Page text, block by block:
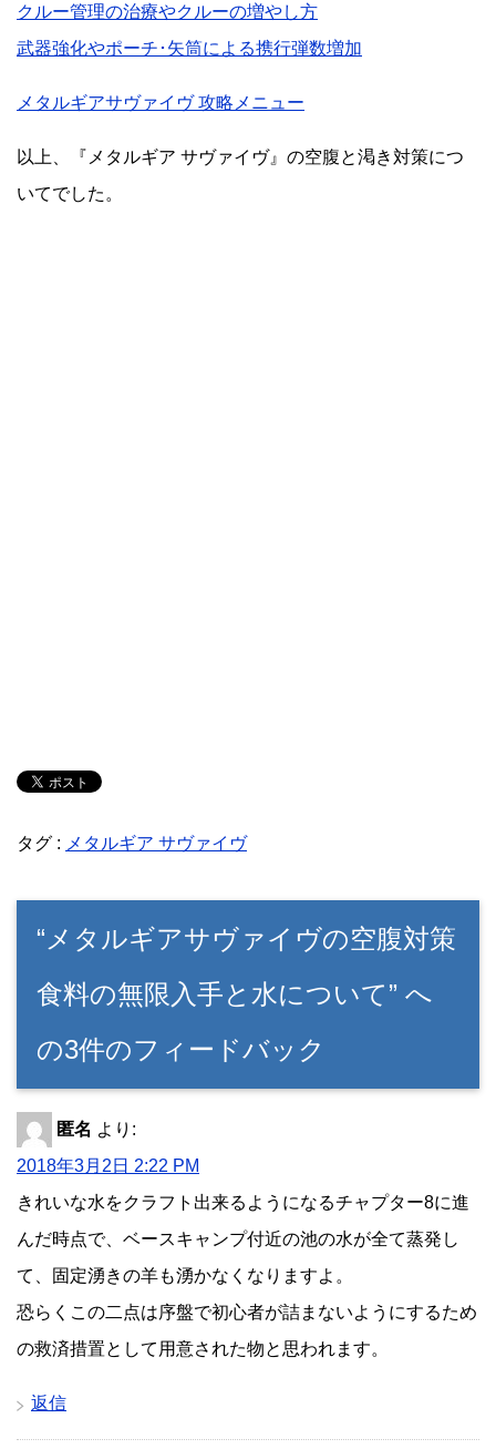
クルー管理の治療やクルーの増やし方
武器強化やポーチ･矢筒による携行弾数増加
メタルギアサヴァイヴ 攻略メニュー
以上、『メタルギア サヴァイヴ』の空腹と渇き対策につ
いてでした。
タグ : メタルギア サヴァイヴ
“メタルギアサヴァイヴの空腹対策
食料の無限入手と水について” へ
の3件のフィードバック
匿名 より:
2018年3月2日 2:22 PM
きれいな水をクラフト出来るようになるチャプター8に進
んだ時点で、ベースキャンプ付近の池の水が全て蒸発し
て、固定湧きの羊も湧かなくなりますよ。
恐らくこの二点は序盤で初心者が詰まないようにするため
の救済措置として用意された物と思われます。
返信